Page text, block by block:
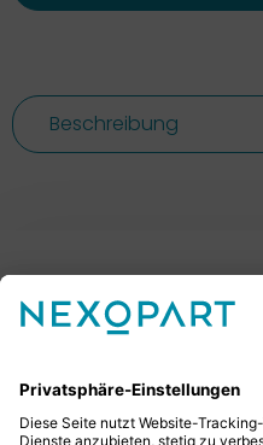
Beschreibung
Ihr Kontakt zu uns.
schreiben uns eine E-Mail.
+49 2522 59084 0